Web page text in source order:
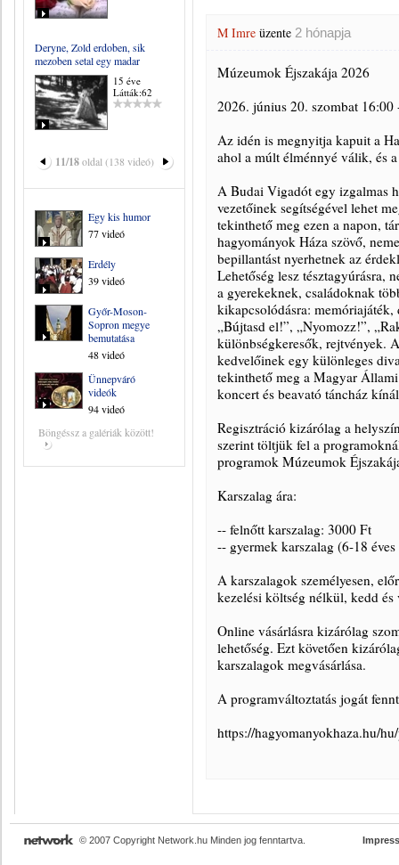
Deryne, Zold erdoben, sik
mezoben setal egy madar
15 éve
Látták:62
11/18oldal (138 videó)
Egy kis humor
77 videó
Erdély
39 videó
Győr-Moson-
Sopron megye
bemutatása
48 videó
Ünnepváró
videók
94 videó
Böngéssz a galériák között!
M Imre üzente 2 hónapja
Mú­ze­u­mok Éj­sza­ká­ja 2026
2026. június 20. szombat 16:00
Az idén is megnyitja kapuit a
ahol a múlt élménnyé válik, és
A Budai Vigadót egy izgalmas
vezetőinek segítségével lehet
tekinthető meg ezen a napon,
hagyományok Háza szövő,
bepillantást nyerhetnek az
Lehetőség lesz tésztagyúrásra,
a gyerekeknek, családoknak
kikapcsolódásra:
„Bújtasd el!”, „Nyomozz!”,
különbségkeresők, rejtvények.
kedvelőinek egy különleges
tekinthető meg a Magyar
koncert és beavató táncház
Regisztráció kizárólag a
szerint töltjük fel a
programok Múzeumok
Karszalag ára:
-- felnőtt karszalag: 3000 Ft
-- gyermek karszalag (6-18
A karszalagok személyesen,
kezelési költség nélkül, kedd
Online vásárlásra kizárólag
lehetőség. Ezt követően
karszalagok megvásárlása.
A programváltoztatás jogát
https://hagyomanyokhaza.hu/
© 2007 Copyright Network.hu Minden jog fenntartva.